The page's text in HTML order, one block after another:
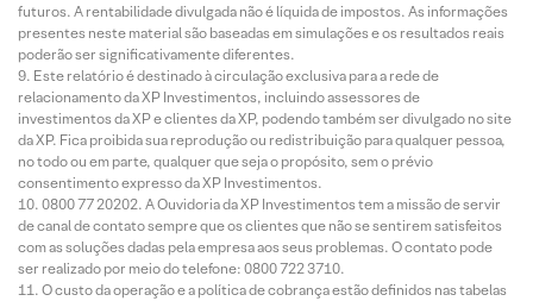
futuros. A rentabilidade divulgada não é líquida de impostos. As informações
presentes neste material são baseadas em simulações e os resultados reais
poderão ser significativamente diferentes.
Este relatório é destinado à circulação exclusiva para a rede de
relacionamento da XP Investimentos, incluindo assessores de
investimentos da XP e clientes da XP, podendo também ser divulgado no site
da XP. Fica proibida sua reprodução ou redistribuição para qualquer pessoa,
no todo ou em parte, qualquer que seja o propósito, sem o prévio
consentimento expresso da XP Investimentos.
0800 77 20202. A Ouvidoria da XP Investimentos tem a missão de servir
de canal de contato sempre que os clientes que não se sentirem satisfeitos
com as soluções dadas pela empresa aos seus problemas. O contato pode
ser realizado por meio do telefone: 0800 722 3710.
O custo da operação e a política de cobrança estão definidos nas tabelas